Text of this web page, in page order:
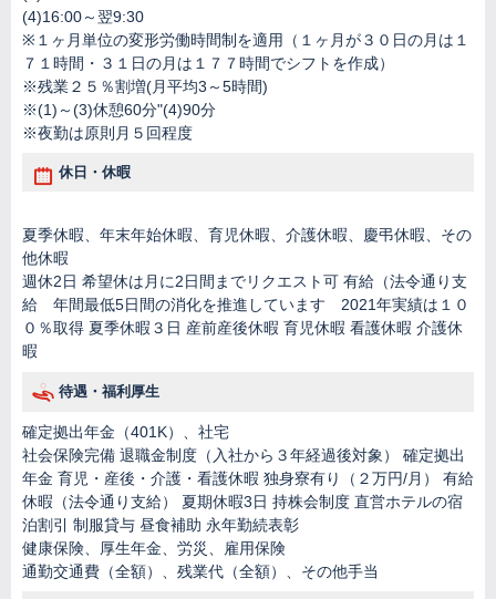
(4)16:00～翌9:30
※１ヶ月単位の変形労働時間制を適用（１ヶ月が３０日の月は１
７１時間・３１日の月は１７７時間でシフトを作成）
※残業２５％割増(月平均3～5時間)
※(1)～(3)休憩60分"(4)90分
※夜勤は原則月５回程度
休日・休暇
夏季休暇、年末年始休暇、育児休暇、介護休暇、慶弔休暇、その
他休暇
週休2日 希望休は月に2日間までリクエスト可 有給（法令通り支
給 年間最低5日間の消化を推進しています 2021年実績は１０
０％取得 夏季休暇３日 産前産後休暇 育児休暇 看護休暇 介護休
暇
待遇・福利厚生
確定拠出年金（401K）、社宅
社会保険完備 退職金制度（入社から３年経過後対象） 確定拠出
年金 育児・産後・介護・看護休暇 独身寮有り（２万円/月） 有給
休暇（法令通り支給） 夏期休暇3日 持株会制度 直営ホテルの宿
泊割引 制服貸与 昼食補助 永年勤続表彰
健康保険、厚生年金、労災、雇用保険
通勤交通費（全額）、残業代（全額）、その他手当